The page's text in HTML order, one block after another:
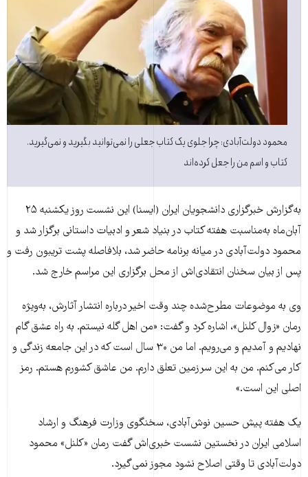
محمود دولت‌آبادی: چرا جلوی يک کتاب جعلی را نمی‌توانيد بگيريد و نمی‌گيريد.
کتاب و اسم من را جعل کرده‌اند
به‌گزارش خبرگزاری دانشجویان ایران (ایسنا) این نشست روز یکشنبه ۲۵
آبان‌ماه به‌مناسبت هفته کتاب در بنياد شعر و ادبيات داستانی برگزار شد و
محمود دولت‌آبادی در ميانه برنامه حاضر شد، بلافاصله پشت تريبون رفت و
پس از بیان سخنان انتقادی‌اش از محل برگزاری اين مراسم خارج شد.
وی به موضوعات مطرح‌شده چند وقت اخير درباره انتشار آثارش، به‌ویژه
رمان «زوال کلنل»، اشاره کرد و گفت: «من اهل گله نيستم. به راه عشق گام
نهاديم و آمديم و می‌رويم. اما من ۳۰ سال است که در اين جامعه زندگی و
کار می‌کنم. من به اين سرزمين تعلق دارم. من عاشق کشورم هستم. رمز
اصلی اين است.»
یک هفته پیش حسین نوش‌آبادی، سخنگوی وزارت فرهنگ و ارشاد
اسلامی ایران در نخستین نشست خبری‌اش گفت رمان «کلنل» محمود
دولت‌آبادی تا وقتی اصلاح نشود مجوز نمی‌گیرد.